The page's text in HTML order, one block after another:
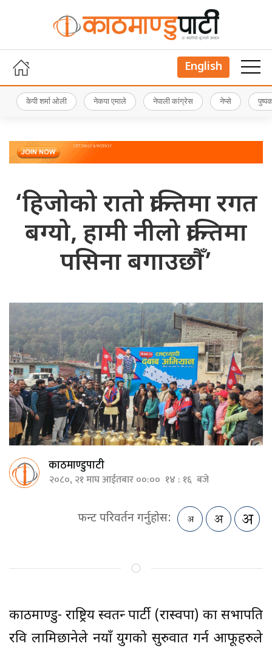
English
केपी शर्मा ओली नेकपा एमाले नेपाली कांग्रेस नेप्से
‘हिजोको रातो क्रान्तिमा रगत
बग्यो, हामी नीलो क्रान्तिमा
पसिना बगाउछाैँ’
काठमाण्डुपाटी
२०८०, २१ माघ आईतबार ००:०० १४ : १६ बजे
फन्ट परिवर्तन गर्नुहोस:
काठमाण्डु- राष्ट्रिय स्वतन्त्र पार्टी (रास्वपा) का सभापति
रवि लामिछानेले नयाँ युगको सुरुवात गर्न आफूहरुले